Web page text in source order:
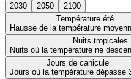
2030 2050
2100
Température été
Hausse de la température
Nuits tropicales
Nuits où la température ne
Jours de canicule
Jours où la température dépasse